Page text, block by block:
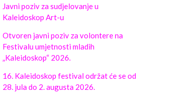
Javni poziv za sudjelovanje u
Kaleidoskop Art-u
Otvoren javni poziv za volontere na
Festivalu umjetnosti mladih
„Kaleidoskop“ 2026.
16. Kaleidoskop festival održat će se od
28. jula do 2. augusta 2026.